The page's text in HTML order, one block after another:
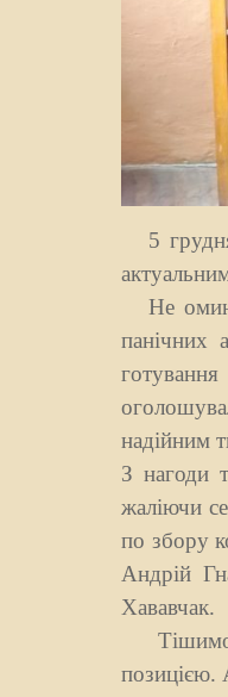
5 грудня
Не
панічних
надійним
З нагоди
жаліючи
по збору
Андрій
Хававчак.
позицією.